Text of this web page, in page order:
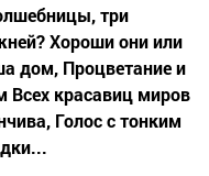
три
Хороши они или
дом, Процветание и
Всех красавиц миров
Голос с тонким